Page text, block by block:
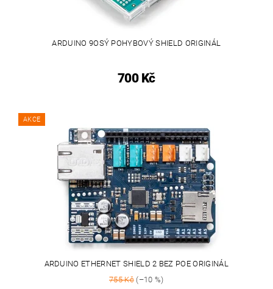
ARDUINO 9OSÝ POHYBOVÝ SHIELD ORIGINÁL
700 Kč
AKCE
ARDUINO ETHERNET SHIELD 2 BEZ POE ORIGINÁL
755 Kč(–10 %)